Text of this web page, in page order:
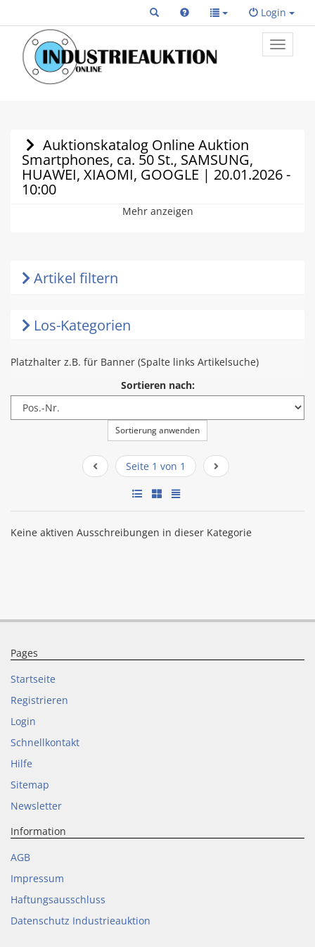
Login
Toggle
primary
Auktionskatalog Online Auktion
Smartphones, ca. 50 St., SAMSUNG,
HUAWEI, XIAOMI, GOOGLE | 20.01.2026 -
10:00
Mehr anzeigen
Artikel filtern
Los-Kategorien
Platzhalter z.B. für Banner (Spalte links Artikelsuche)
Sortieren nach:
Sortierung anwenden
Seite 1 von 1
Keine aktiven Ausschreibungen in dieser Kategorie
Pages
Startseite
Registrieren
Login
Schnellkontakt
Hilfe
Sitemap
Newsletter
Information
AGB
Impressum
Haftungsausschluss
Datenschutz Industrieauktion